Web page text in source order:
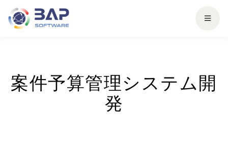
案件予算管理システム開
発